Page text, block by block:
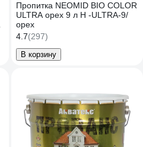
Пропитка NEOMID BIO COLOR
ULTRA орех 9 л Н -ULTRA-9/
орех
4.7(297)
В корзину